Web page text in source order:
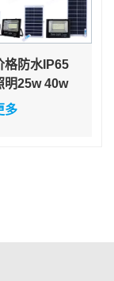
格防水IP65
明25w 40w
200w
多